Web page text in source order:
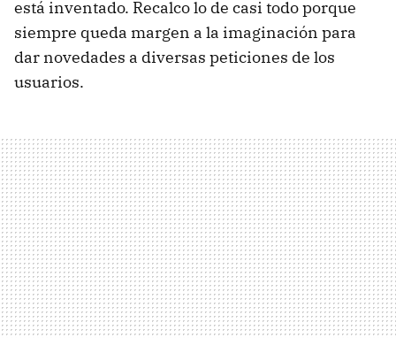
está inventado. Recalco lo de casi todo porque
siempre queda margen a la imaginación para
dar novedades a diversas peticiones de los
usuarios.